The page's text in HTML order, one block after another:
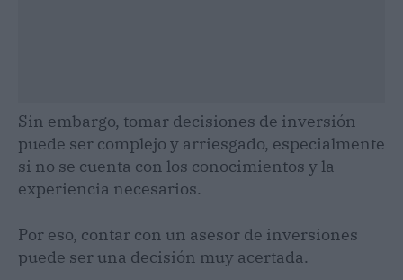
Sin embargo, tomar decisiones de inversión
puede ser complejo y arriesgado, especialmente
si no se cuenta con los conocimientos y la
experiencia necesarios.
Por eso, contar con un asesor de inversiones
puede ser una decisión muy acertada.